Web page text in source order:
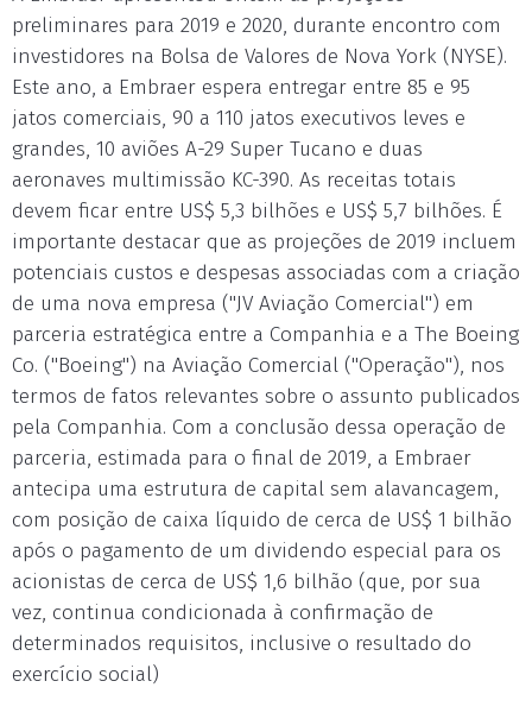
preliminares para 2019 e 2020, durante encontro com
investidores na Bolsa de Valores de Nova York (NYSE).
Este ano, a Embraer espera entregar entre 85 e 95
jatos comerciais, 90 a 110 jatos executivos leves e
grandes, 10 aviões A-29 Super Tucano e duas
aeronaves multimissão KC-390. As receitas totais
devem ficar entre US$ 5,3 bilhões e US$ 5,7 bilhões. É
importante destacar que as projeções de 2019 incluem
potenciais custos e despesas associadas com a criação
de uma nova empresa ("JV Aviação Comercial") em
parceria estratégica entre a Companhia e a The Boeing
Co. ("Boeing") na Aviação Comercial ("Operação"), nos
termos de fatos relevantes sobre o assunto publicados
pela Companhia. Com a conclusão dessa operação de
parceria, estimada para o final de 2019, a Embraer
antecipa uma estrutura de capital sem alavancagem,
com posição de caixa líquido de cerca de US$ 1 bilhão
após o pagamento de um dividendo especial para os
acionistas de cerca de US$ 1,6 bilhão (que, por sua
vez, continua condicionada à confirmação de
determinados requisitos, inclusive o resultado do
exercício social)